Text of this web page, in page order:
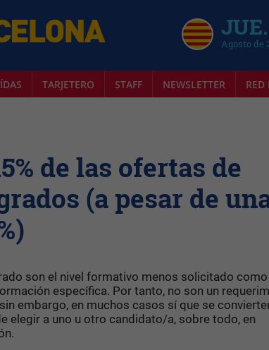
Agosto de
TARJETERO STAFF NEWSLETTER RED
de las ofertas de
(a pesar de
son el nivel formativo menos solicitado como
específica. Por tanto, no son un
embargo, en muchos casos sí que se
elegir a uno u otro candidato/a, sobre todo, en